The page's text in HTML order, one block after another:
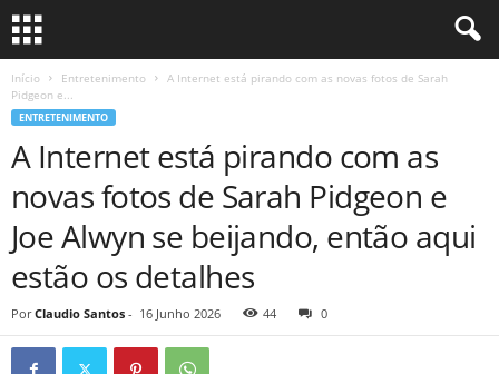
Início Entretenimento
A Internet está pirando com as novas fotos de Sarah
Pidgeon e...
ENTRETENIMENTO
A Internet está pirando com as
novas fotos de Sarah Pidgeon e
Joe Alwyn se beijando, então aqui
estão os detalhes
Por Claudio Santos - 16 Junho 2026 44 0